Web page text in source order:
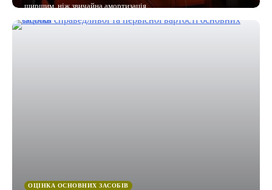
ширшим, ніж звичайна амортизація.…
ОЦІНКА ОСНОВНИХ ЗАСОБІВ